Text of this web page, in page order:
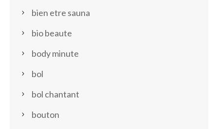
bien etre sauna
bio beaute
body minute
bol
bol chantant
bouton